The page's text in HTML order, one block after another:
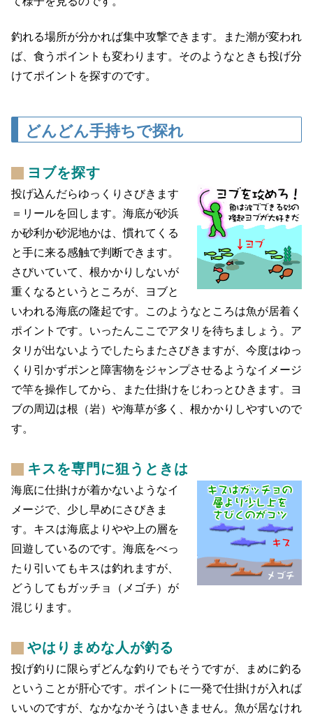
釣れる場所が分かれば集中攻撃できます。また潮が変われ
ば、食うポイントも変わります。そのようなときも投げ分
けてポイントを探すのです。
どんどん手持ちで探れ
ヨブを探す
投げ込んだらゆっくりさびきます
＝リールを回します。海底が砂浜
か砂利か砂泥地かは、慣れてくる
と手に来る感触で判断できます。
さびいていて、根かかりしないが
重くなるというところが、ヨブと
いわれる海底の隆起です。このようなところは魚が居着く
ポイントです。いったんここでアタリを待ちましょう。ア
タリが出ないようでしたらまたさびきますが、今度はゆっ
くり引かずポンと障害物をジャンプさせるようなイメージ
で竿を操作してから、また仕掛けをじわっとひきます。ヨ
ブの周辺は根（岩）や海草が多く、根かかりしやすいので
す。
キスを専門に狙うときは
海底に仕掛けが着かないようなイ
メージで、少し早めにさびきま
す。キスは海底よりやや上の層を
回遊しているのです。海底をべっ
たり引いてもキスは釣れますが、
どうしてもガッチョ（メゴチ）が
混じります。
やはりまめな人が釣る
投げ釣りに限らずどんな釣りでもそうですが、まめに釣る
ということが肝心です。ポイントに一発で仕掛けが入れば
いいのですが、なかなかそうはいきません。魚が居なけれ